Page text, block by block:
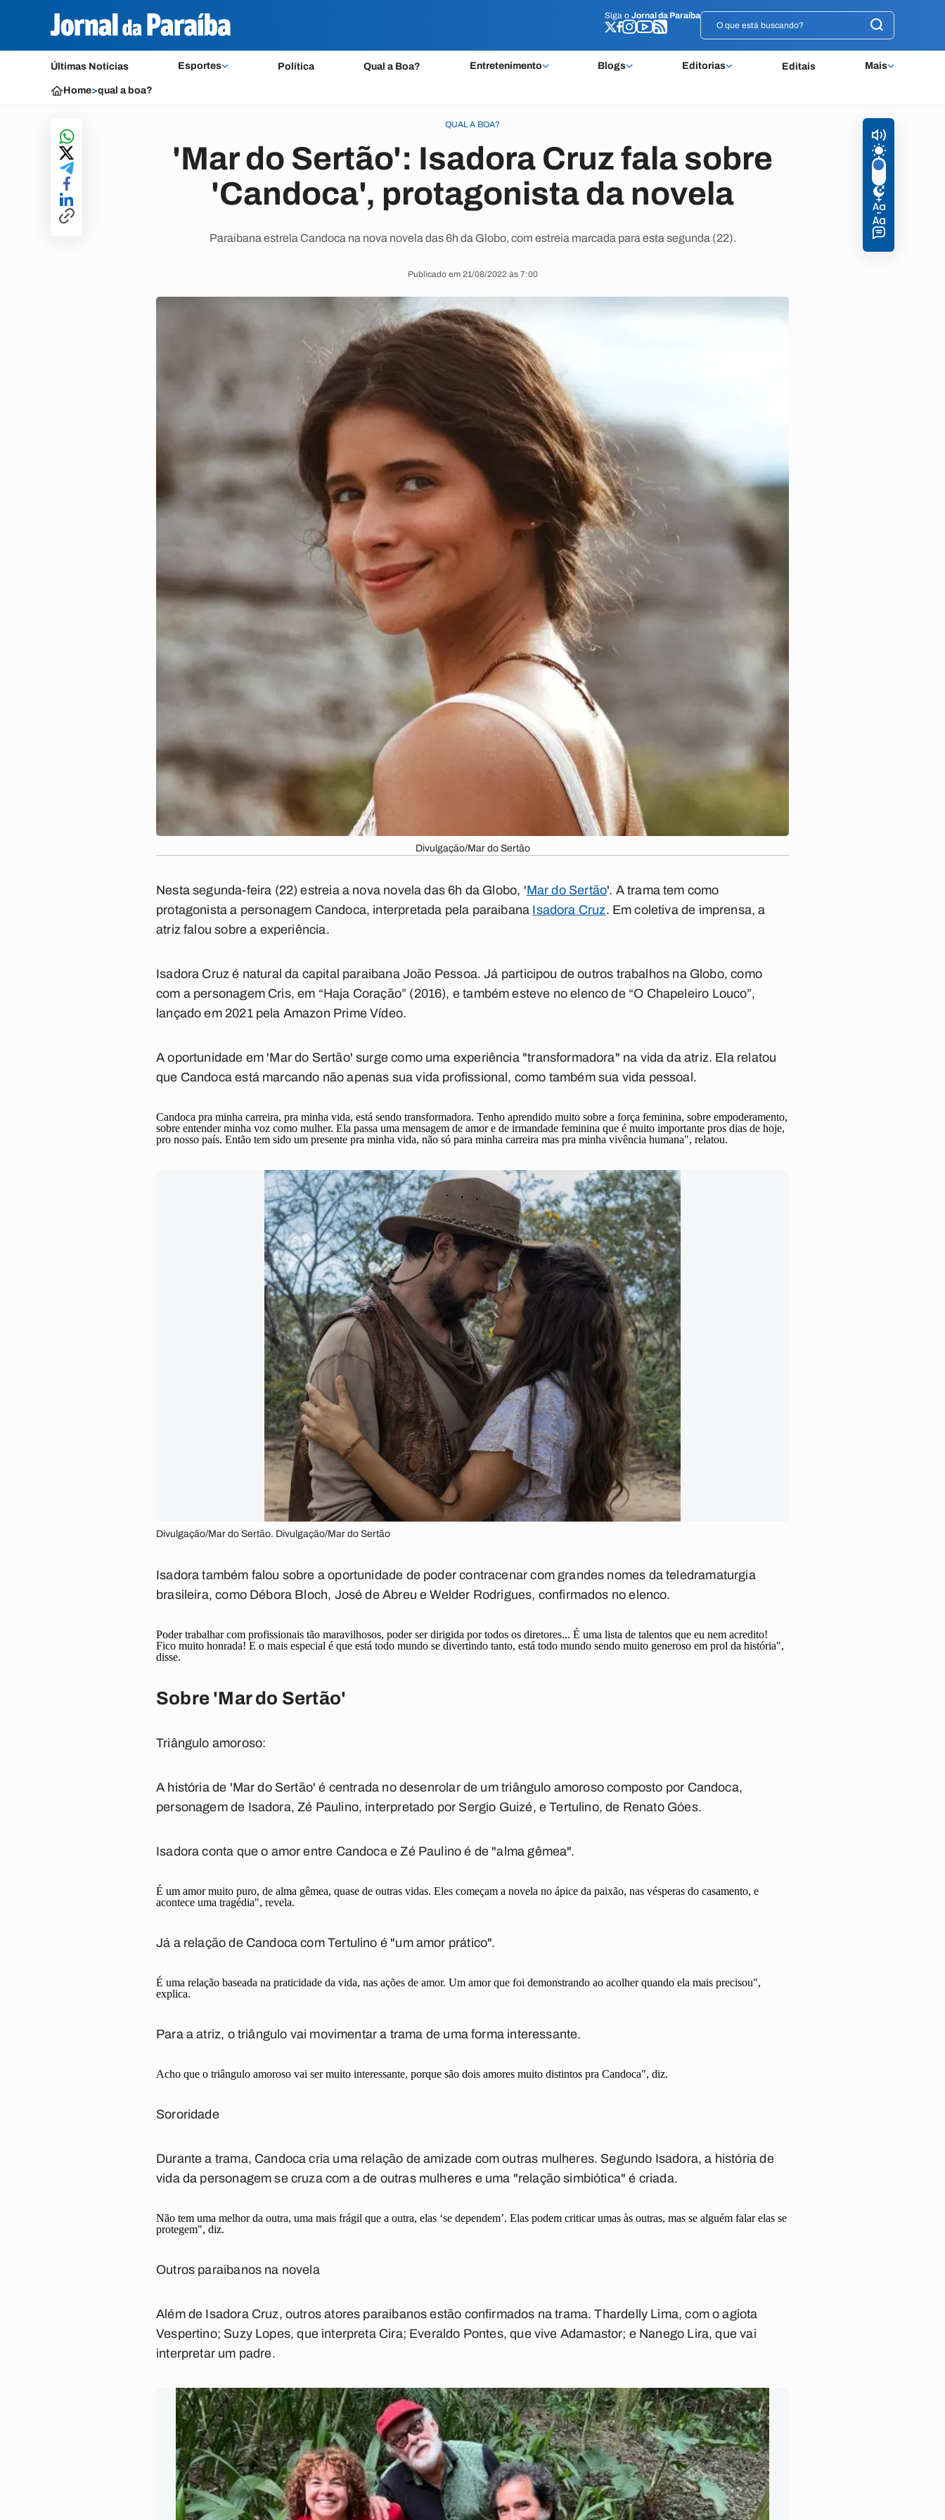
Siga o Jornal da Paraíba
Últimas Notícias Esportes Política Qual a Boa? Entretenimento Blogs Editorias Editais Mais
Siga o Jornal da Paraíba
Home>qual a boa?
QUAL A BOA?
'Mar do Sertão': Isadora Cruz fala sobre
'Candoca', protagonista da novela
Paraibana estrela Candoca na nova novela das 6h da Globo, com estreia marcada para esta segunda (22).
Publicado em 21/08/2022 às 7:00
Divulgação/Mar do Sertão
Nesta segunda-feira (22) estreia a nova novela das 6h da Globo, 'Mar do Sertão'. A trama tem como
protagonista a personagem Candoca, interpretada pela paraibana Isadora Cruz. Em coletiva de imprensa, a
atriz falou sobre a experiência.
Isadora Cruz é natural da capital paraibana João Pessoa. Já participou de outros trabalhos na Globo, como
com a personagem Cris, em “Haja Coração” (2016), e também esteve no elenco de “O Chapeleiro Louco”,
lançado em 2021 pela Amazon Prime Vídeo.
A oportunidade em 'Mar do Sertão' surge como uma experiência "transformadora" na vida da atriz. Ela relatou
que Candoca está marcando não apenas sua vida profissional, como também sua vida pessoal.
Candoca pra minha carreira, pra minha vida, está sendo transformadora. Tenho aprendido muito sobre a força feminina, sobre empoderamento,
sobre entender minha voz como mulher. Ela passa uma mensagem de amor e de irmandade feminina que é muito importante pros dias de hoje,
pro nosso país. Então tem sido um presente pra minha vida, não só para minha carreira mas pra minha vivência humana", relatou.
Divulgação/Mar do Sertão. Divulgação/Mar do Sertão
Isadora também falou sobre a oportunidade de poder contracenar com grandes nomes da teledramaturgia
brasileira, como Débora Bloch, José de Abreu e Welder Rodrigues, confirmados no elenco.
Poder trabalhar com profissionais tão maravilhosos, poder ser dirigida por todos os diretores... É uma lista de talentos que eu nem acredito!
Fico muito honrada! E o mais especial é que está todo mundo se divertindo tanto, está todo mundo sendo muito generoso em prol da história",
disse.
Sobre 'Mar do Sertão'
Triângulo amoroso:
A história de 'Mar do Sertão' é centrada no desenrolar de um triângulo amoroso composto por Candoca,
personagem de Isadora, Zé Paulino, interpretado por Sergio Guizé, e Tertulino, de Renato Góes.
Isadora conta que o amor entre Candoca e Zé Paulino é de "alma gêmea".
É um amor muito puro, de alma gêmea, quase de outras vidas. Eles começam a novela no ápice da paixão, nas vésperas do casamento, e
acontece uma tragédia", revela.
Já a relação de Candoca com Tertulino é "um amor prático".
É uma relação baseada na praticidade da vida, nas ações de amor. Um amor que foi demonstrando ao acolher quando ela mais precisou",
explica.
Para a atriz, o triângulo vai movimentar a trama de uma forma interessante.
Acho que o triângulo amoroso vai ser muito interessante, porque são dois amores muito distintos pra Candoca", diz.
Sororidade
Durante a trama, Candoca cria uma relação de amizade com outras mulheres. Segundo Isadora, a história de
vida da personagem se cruza com a de outras mulheres e uma "relação simbiótica" é criada.
Não tem uma melhor da outra, uma mais frágil que a outra, elas ‘se dependem’. Elas podem criticar umas às outras, mas se alguém falar elas se
protegem", diz.
Outros paraibanos na novela
Além de Isadora Cruz, outros atores paraibanos estão confirmados na trama. Thardelly Lima, com o agiota
Vespertino; Suzy Lopes, que interpreta Cira; Everaldo Pontes, que vive Adamastor; e Nanego Lira, que vai
interpretar um padre.